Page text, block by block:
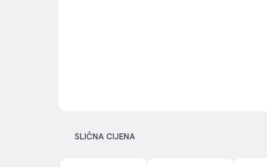
SLIČNA CIJENA